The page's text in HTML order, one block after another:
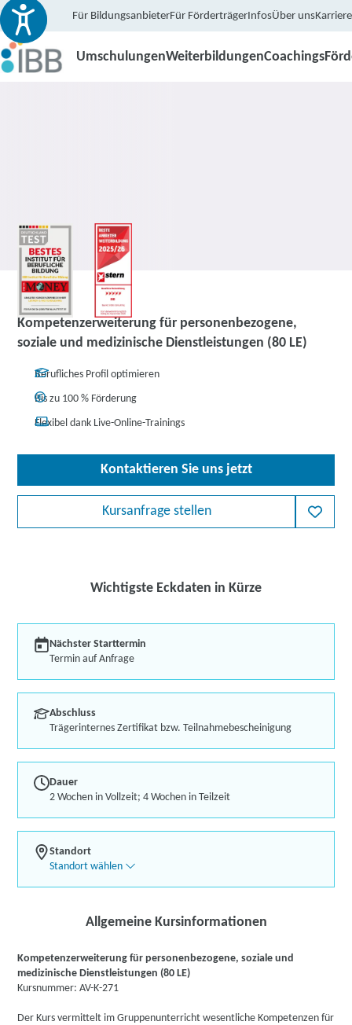
Für BildungsanbieterFür FörderträgerInfosÜber unsKarriere
UmschulungenWeiterbildungenCoachings
Coaching
Kompetenzerweiterung für personenbezogene,
soziale und medizinische Dienstleistungen (80 LE)
Berufliches Profil optimieren
Bis zu 100 % Förderung
Flexibel dank Live-Online-Trainings
Kontaktieren Sie uns jetzt
Kursanfrage stellen
Wichtigste Eckdaten in Kürze
Nächster Starttermin
Termin auf Anfrage
Abschluss
Trägerinternes Zertifikat bzw. Teilnahmebescheinigung
Dauer
2 Wochen in Vollzeit; 4 Wochen in Teilzeit
Standort
Standort wählen
Allgemeine Kursinformationen
Kompetenzerweiterung für personenbezogene, soziale und
medizinische Dienstleistungen (80 LE)
Kursnummer: AV-K-271
Der Kurs vermittelt im Gruppenunterricht wesentliche Kompetenzen für